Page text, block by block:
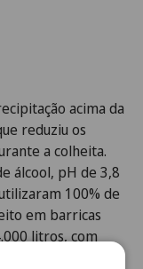
acima da
reduziu os
a colheita.
álcool, pH de 3,8
100% de
em barricas
litros, com
meses em